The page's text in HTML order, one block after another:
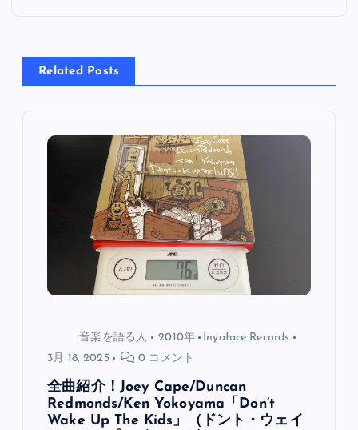
シRelated Posts
音楽を語る人 2010年
Inyaface Records
3月 18, 2025
0 コメント
全曲紹介！Joey Cape/Duncan
Redmonds/Ken Yokoyama「Don’t
Wake Up The Kids」（ドント・ウェイ